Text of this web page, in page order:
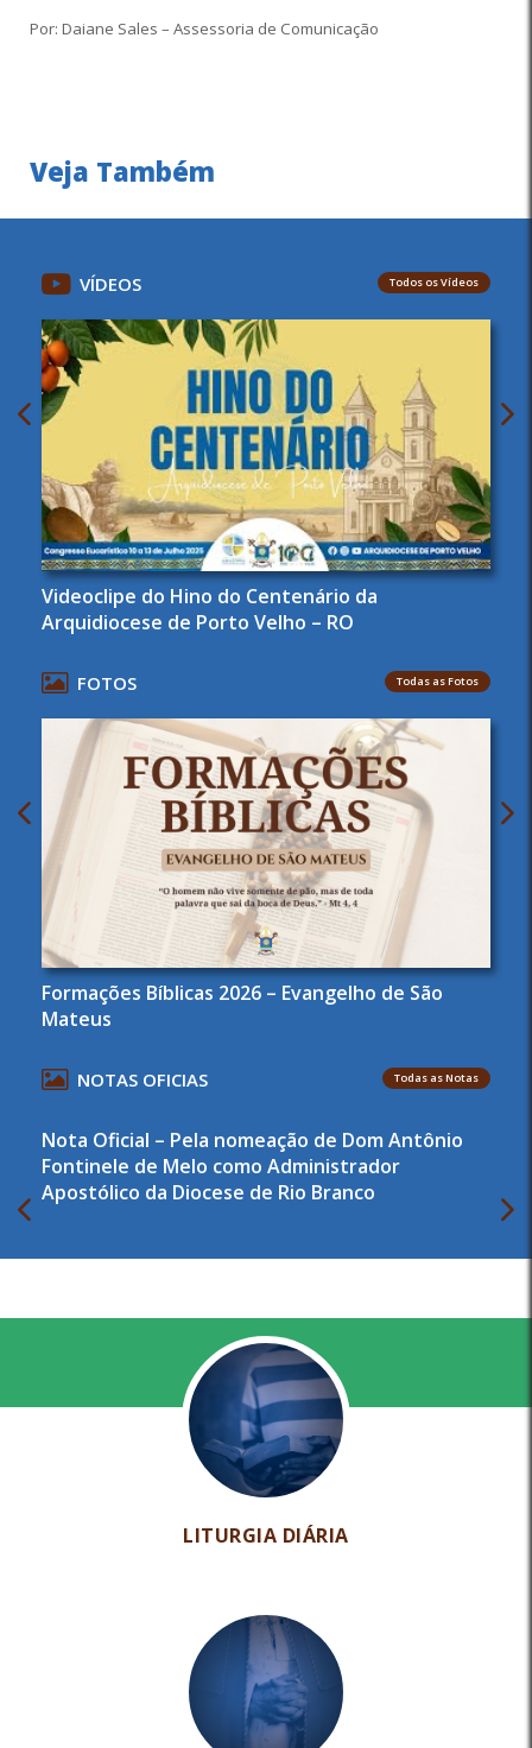
Por: Daiane Sales – Assessoria de Comunicação
Veja Também
VÍDEOS Todos os Vídeos
Videoclipe do Hino do Centenário da
Arquidiocese de Porto Velho – RO
FOTOS Todas as Fotos
Formações Bíblicas 2026 – Evangelho de São
Mateus
NOTAS OFICIAS Todas as Notas
Nota Oficial – Pela nomeação de Dom Antônio
Fontinele de Melo como Administrador
Apostólico da Diocese de Rio Branco
LITURGIA DIÁRIA